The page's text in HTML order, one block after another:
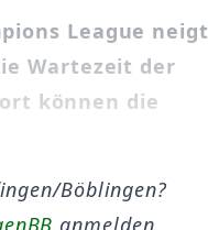
League neigt
Wartezeit der
können die
Böblingen?
anmelden.